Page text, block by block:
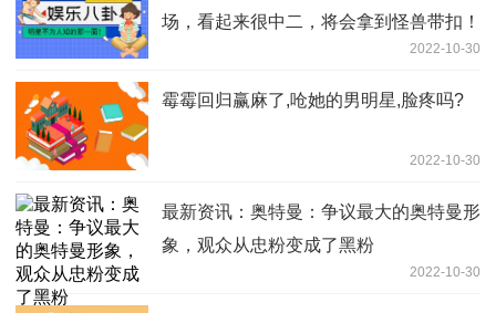
场，看起来很中二，将会拿到怪兽带扣！
2022-10-30
霉霉回归赢麻了,呛她的男明星,脸疼吗?
2022-10-30
最新资讯：奥特曼：争议最大的奥特曼形
象，观众从忠粉变成了黑粉
2022-10-30